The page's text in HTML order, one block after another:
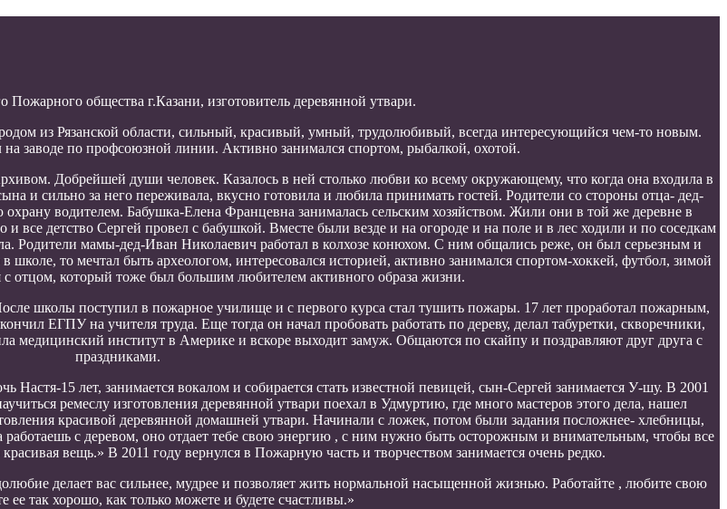
Пожарного общества г.Казани, изготовитель деревянной утвари.
из Рязанской области, сильный, красивый, умный, трудолюбивый, всегда интересующийся чем-то новым.
на заводе по профсоюзной линии. Активно занимался спортом, рыбалкой, охотой.
Добрейшей души человек. Казалось в ней столько любви ко всему окружающему, что когда она входила в
и сильно за него переживала, вкусно готовила и любила принимать гостей. Родители со стороны отца- дед-
водителем. Бабушка-Елена Францевна занималась сельским хозяйством. Жили они в той же деревне в
все детство Сергей провел с бабушкой. Вместе были везде и на огороде и на поле и в лес ходили и по соседкам
Родители мамы-дед-Иван Николаевич работал в колхозе конюхом. С ним общались реже, он был серьезным и
то мечтал быть археологом, интересовался историей, активно занимался спортом-хоккей, футбол, зимой
отцом, который тоже был большим любителем активного образа жизни.
школы поступил в пожарное училище и с первого курса стал тушить пожары. 17 лет проработал пожарным,
ЕГПУ на учителя труда. Еще тогда он начал пробовать работать по дереву, делал табуретки, скворечники,
медицинский институт в Америке и вскоре выходит замуж. Общаются по скайпу и поздравляют друг друга с
праздниками.
Настя-15 лет, занимается вокалом и собирается стать известной певицей, сын-Сергей занимается У-шу. В 2001
ремеслу изготовления деревянной утвари поехал в Удмуртию, где много мастеров этого дела, нашел
красивой деревянной домашней утвари. Начинали с ложек, потом были задания посложнее- хлебницы,
работаешь с деревом, оно отдает тебе свою энергию , с ним нужно быть осторожным и внимательным, чтобы все
вещь.» В 2011 году вернулся в Пожарную часть и творчеством занимается очень редко.
делает вас сильнее, мудрее и позволяет жить нормальной насыщенной жизнью. Работайте , любите свою
ее так хорошо, как только можете и будете счастливы.»